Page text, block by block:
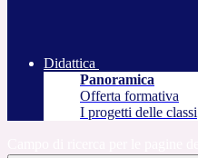
Didattica
Panoramica
Offerta formativa
I progetti delle classi